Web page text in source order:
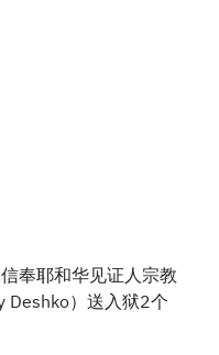
奉耶和华见证人宗教
Deshko）送入狱2个